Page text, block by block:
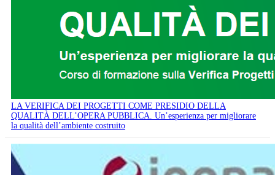
LA VERIFICA DEI PROGETTI COME PRESIDIO DELLA
QUALITÀ DELL’OPERA PUBBLICA. Un’esperienza per migliorare
la qualità dell’ambiente costruito